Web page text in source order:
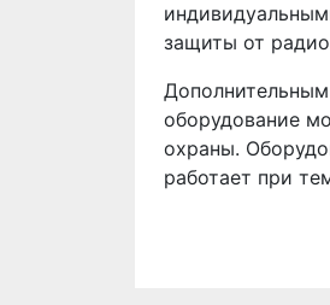
защиты от
оборудование
охраны.
работает при